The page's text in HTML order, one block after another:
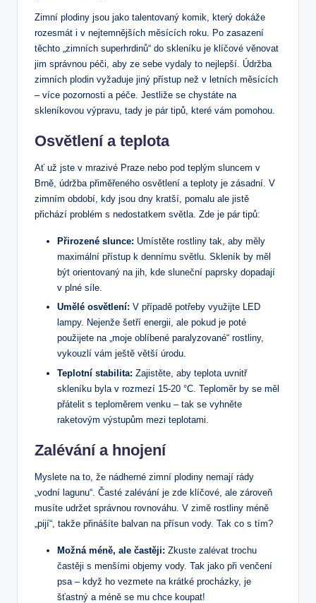
Zimní plodiny jsou jako talentovaný komik, který dokáže
rozesmát i v nejtemnějších měsících roku. Po zasazení
těchto „zimních superhrdinů“ do skleníku je klíčové věnovat
jim správnou péči, aby ze sebe vydaly to nejlepší. Údržba
zimních plodin vyžaduje jiný přístup než v letních měsících
– více pozornosti a péče. Jestliže se chystáte na
skleníkovou výpravu, tady je pár tipů, které vám pomohou.
Osvětlení a teplota
Ať už jste v mrazivé Praze nebo pod teplým sluncem v
Brně, údržba přiměřeného osvětlení a teploty je zásadní. V
zimním období, kdy jsou dny kratší, pomalu ale jistě
přichází problém s nedostatkem světla. Zde je pár tipů:
Přirozené slunce: Umístěte rostliny tak, aby měly
maximální přístup k dennímu světlu. Skleník by měl
být orientovaný na jih, kde sluneční paprsky dopadají
v plné síle.
Umělé osvětlení: V případě potřeby využijte LED
lampy. Nejenže šetří energii, ale pokud je poté
použijete na „moje oblíbené paralyzované“ rostliny,
vykouzlí vám ještě větší úrodu.
Teplotní stabilita: Zajistěte, aby teplota uvnitř
skleníku byla v rozmezí 15-20 °C. Teploměr by se měl
přátelit s teploměrem venku – tak se vyhněte
raketovým výstupům mezi teplotami.
Zalévání a hnojení
Myslete na to, že nádherné zimní plodiny nemají rády
„vodní lagunu“. Časté zalévání je zde klíčové, ale zároveň
musíte udržet správnou rovnováhu. V zimě rostliny méně
„pijí“, takže přinášíte balvan na přísun vody. Tak co s tím?
Možná méně, ale častěji: Zkuste zalévat trochu
častěji s menšími objemy vody. Tak jako při venčení
psa – když ho vezmete na krátké procházky, je
šťastný a méně se mu chce koupat!